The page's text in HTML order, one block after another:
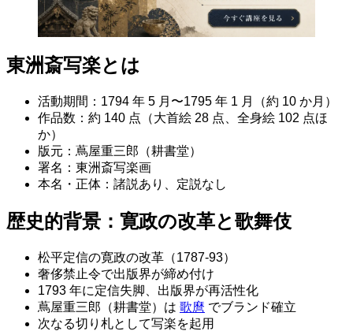
東洲斎写楽とは
活動期間：1794 年 5 月〜1795 年 1 月（約 10 か月）
作品数：約 140 点（大首絵 28 点、全身絵 102 点ほ
か）
版元：蔦屋重三郎（耕書堂）
署名：東洲斎写楽画
本名・正体：諸説あり、定説なし
歴史的背景：寛政の改革と歌舞伎
松平定信の寛政の改革（1787-93）
奢侈禁止令で出版界が締め付け
1793 年に定信失脚、出版界が再活性化
蔦屋重三郎（耕書堂）は 歌麿 でブランド確立
次なる切り札として写楽を起用